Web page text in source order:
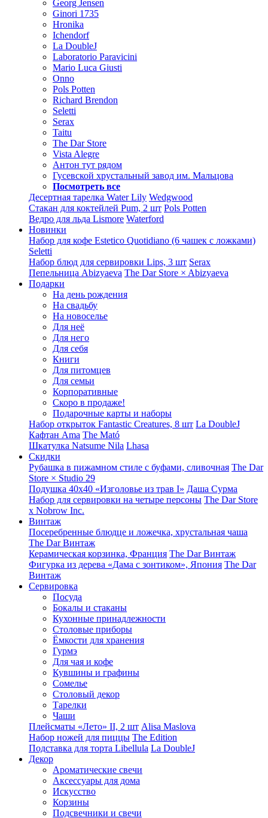
Georg Jensen
Ginori 1735
Hronika
Ichendorf
La DoubleJ
Laboratorio Paravicini
Mario Luca Giusti
Onno
Pols Potten
Richard Brendon
Seletti
Serax
Taitu
The Dar Store
Vista Alegre
Антон тут рядом
Гусевской хрустальный завод им. Мальцова
Посмотреть все
Десертная тарелка Water Lily Wedgwood
Стакан для коктейлей Pum, 2 шт Pols Potten
Ведро для льда Lismore Waterford
Новинки
Набор для кофе Estetico Quotidiano (6 чашек с ложками)
Seletti
Набор блюд для сервировки Lips, 3 шт Serax
Пепельница Abizyaeva The Dar Store × Abizyaeva
Подарки
На день рождения
На свадьбу
На новоселье
Для неё
Для него
Для себя
Книги
Для питомцев
Для семьи
Корпоративные
Скоро в продаже!
Подарочные карты и наборы
Набор открыток Fantastic Creatures, 8 шт La DoubleJ
Кафтан Ama The Mató
Шкатулка Natsume Nila Lhasa
Скидки
Рубашка в пижамном стиле с буфами, сливочная The Dar
Store × Studio 29
Подушка 40x40 «Изголовье из трав I» Даша Сурма
Набор для сервировки на четыре персоны The Dar Store
х Nobrow Inc.
Винтаж
Посеребренные блюдце и ложечка, хрустальная чаша
The Dar Винтаж
Керамическая корзинка, Франция The Dar Винтаж
Фигурка из дерева «Дама с зонтиком», Япония The Dar
Винтаж
Сервировка
Посуда
Бокалы и стаканы
Кухонные принадлежности
Столовые приборы
Ëмкости для хранения
Гурмэ
Для чая и кофе
Кувшины и графины
Сомелье
Столовый декор
Тарелки
Чаши
Плейсматы «Лето» II, 2 шт Alisa Maslova
Набор ножей для пиццы The Edition
Подставка для торта Libellula La DoubleJ
Декор
Ароматические свечи
Аксессуары для дома
Искусство
Корзины
Подсвечники и свечи